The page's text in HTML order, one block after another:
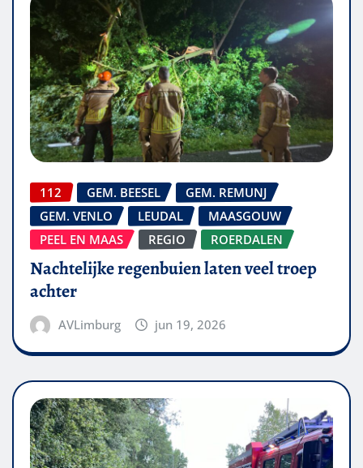
112 GEM. BEESEL
GEM. REMUNJ
GEM. VENLO
LEUDAL
MAASGOUW
PEEL EN MAAS
REGIO ROERDALEN
Nachtelijke regenbuien laten veel troep
achter
AVLimburg jun 19, 2026